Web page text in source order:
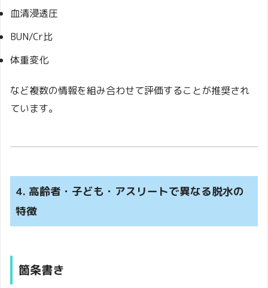
血清浸透圧
BUN/Cr比
体重変化
など複数の情報を組み合わせて評価することが推奨され
ています。
4. 高齢者・子ども・アスリートで異なる脱水の
特徴
箇条書き